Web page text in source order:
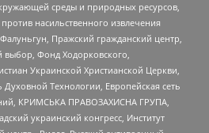
среды и природных ресурсов,
насильственного извлечения
Пражский гражданский центр,
выбор, Фонд Ходорковского,
Украинской Христианской Церкви,
Технологии, Европейская сеть
КРИМСЬКА ПРАВОЗАХИСНА ГРУПА,
украинский конгресс, Институт